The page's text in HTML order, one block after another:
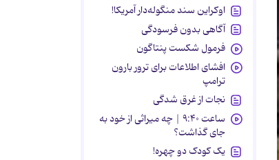
اوکراین سند منگوله‌دار آمریکا!
آگاهی بدون فرسودگی
فرمول شکست پنتاگون
افشای اطلاعات برای ترور بارون
ترامپ
نجات از غرق شدگی
ساعت ۹:۴۰ | چه میراثی از خود به
جای گذاشت؟
یک کودک دو چهره!